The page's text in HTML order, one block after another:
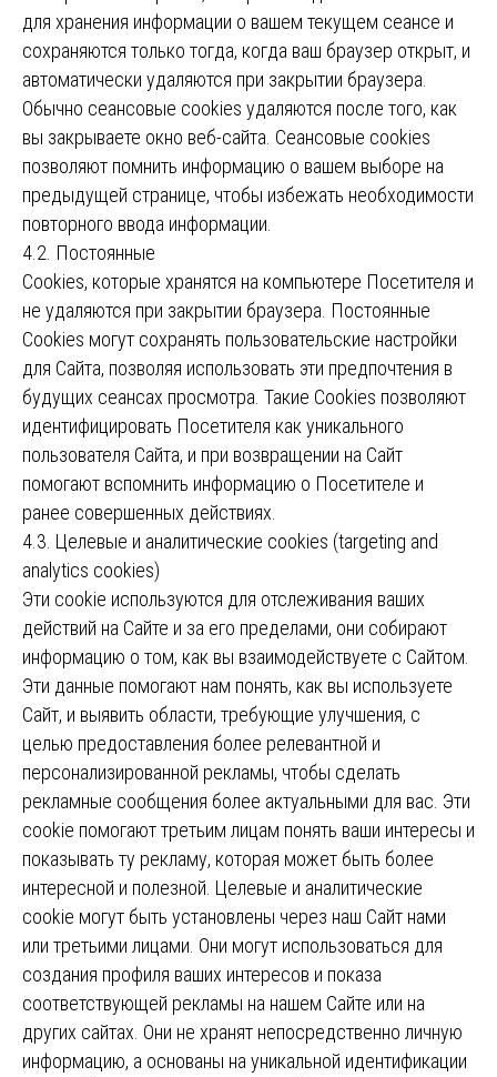
для хранения информации о вашем текущем сеансе и
сохраняются только тогда, когда ваш браузер открыт, и
автоматически удаляются при закрытии браузера.
Обычно сеансовые cookies удаляются после того, как
вы закрываете окно веб-сайта. Сеансовые cookies
позволяют помнить информацию о вашем выборе на
предыдущей странице, чтобы избежать необходимости
повторного ввода информации.
4.2. Постоянные
Сookies, которые хранятся на компьютере Посетителя и
не удаляются при закрытии браузера. Постоянные
Сookies могут сохранять пользовательские настройки
для Сайта, позволяя использовать эти предпочтения в
будущих сеансах просмотра. Такие Cookies позволяют
идентифицировать Посетителя как уникального
пользователя Сайта, и при возвращении на Сайт
помогают вспомнить информацию о Посетителе и
ранее совершенных действиях.
4.3. Целевые и аналитические cookies (targeting and
analytics cookies)
Эти cookie используются для отслеживания ваших
действий на Сайте и за его пределами, они собирают
информацию о том, как вы взаимодействуете с Сайтом.
Эти данные помогают нам понять, как вы используете
Сайт, и выявить области, требующие улучшения, с
целью предоставления более релевантной и
персонализированной рекламы, чтобы сделать
рекламные сообщения более актуальными для вас. Эти
cookie помогают третьим лицам понять ваши интересы и
показывать ту рекламу, которая может быть более
интересной и полезной. Целевые и аналитические
cookie могут быть установлены через наш Сайт нами
или третьими лицами. Они могут использоваться для
создания профиля ваших интересов и показа
соответствующей рекламы на нашем Сайте или на
других сайтах. Они не хранят непосредственно личную
информацию, а основаны на уникальной идентификации